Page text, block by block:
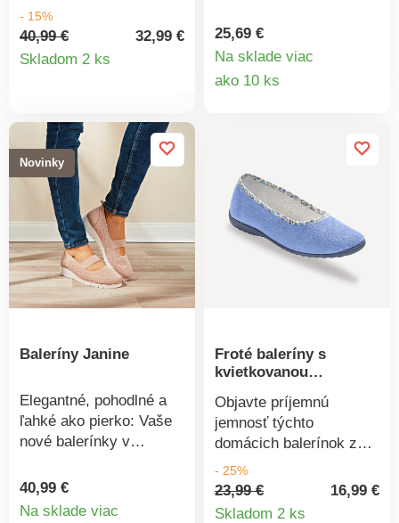
mašľou a dodávajú
týmto balerínam
Isotoner® osobitý
ide o pohodlie, pružnosť
a ľahkosť. Majú
ergonomickú podrážku a
pamäťovú penu, čo
zaistí bezkonkurenčné
pohodlie a oporu.
Protišmykové, veľmi
mäkké a vždy
elegantné, už ich
Dvojfarebné pruhy v
zvršku ženská mašľa.
Ergonomická stielka s
pamäťovou penou a
ergonomická gumová
podrážka EVERYWEAR,
- 15%
40,99 €
32,99 €
Skladom 2 ks
budú Vaše nohy doslova
rozmaznávať. Podošva
došľapu, podpätok cca 2
25,69 €
Na sklade viac
ako 10 ks
Novinky
Baleríny Janine
Elegantné, pohodlné a
ľahké ako pierko: Vaše
nové balerínky v
leto. Pružný remienok
cez priehlavok
40,99 €
Na sklade viac
Froté baleríny s
kvietkovanou
Objavte príjemnú
jemnosť týchto
domácich balerínok z
froté materiálu! Pružné a
príjemné na nosenie.
Komfortné.
- 25%
23,99 €
16,99 €
Skladom 2 ks
Detail